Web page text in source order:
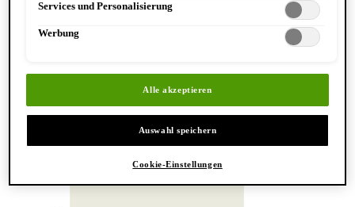
Entdecken Sie Hand & Körper
Services und Personalisierung
Werbung
Alle akzeptieren
Auswahl speichern
Cookie-Einstellungen